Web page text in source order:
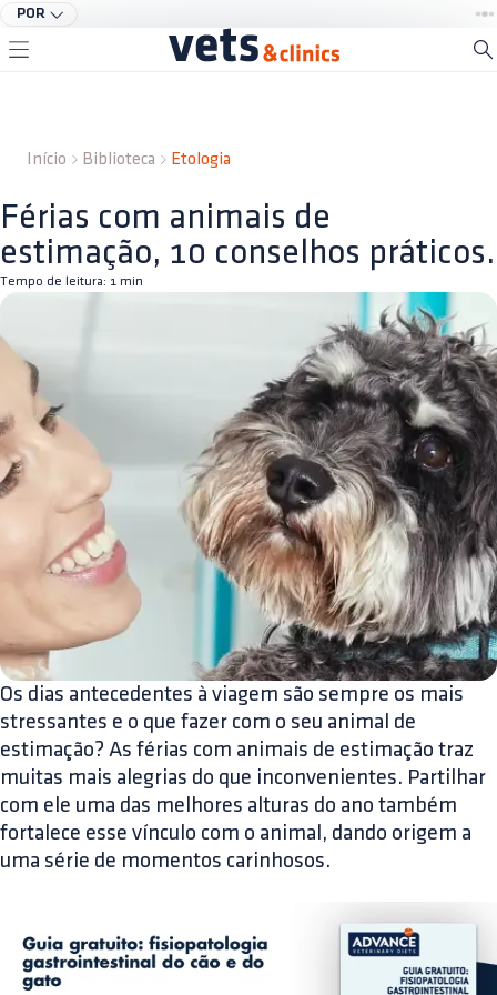
POR
Início Biblioteca Etologia
Férias com animais de
estimação, 10 conselhos práticos.
Tempo de leitura: 1 min
Os dias antecedentes à viagem são sempre os mais
stressantes e o que fazer com o seu animal de
estimação? As férias com animais de estimação traz
muitas mais alegrias do que inconvenientes. Partilhar
com ele uma das melhores alturas do ano também
fortalece esse vínculo com o animal, dando origem a
uma série de momentos carinhosos.